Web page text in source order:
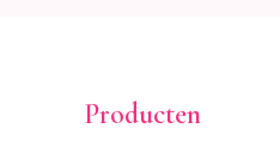
Producten